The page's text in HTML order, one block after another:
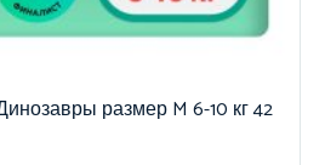
размер M 6-10 кг 42